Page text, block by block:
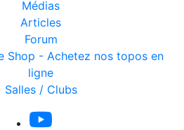
Médias
Articles
Forum
Shop - Achetez nos topos en
ligne
Salles / Clubs